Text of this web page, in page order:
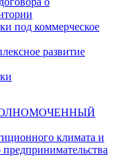
под коммерческое
развитие
климата и